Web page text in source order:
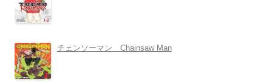
チェンソーマン Chainsaw Man